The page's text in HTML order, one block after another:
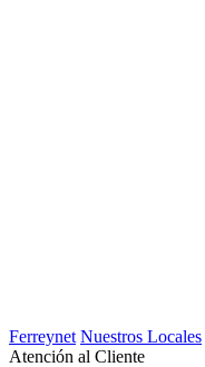
Ferreynet Nuestros Locales
Atención al Cliente